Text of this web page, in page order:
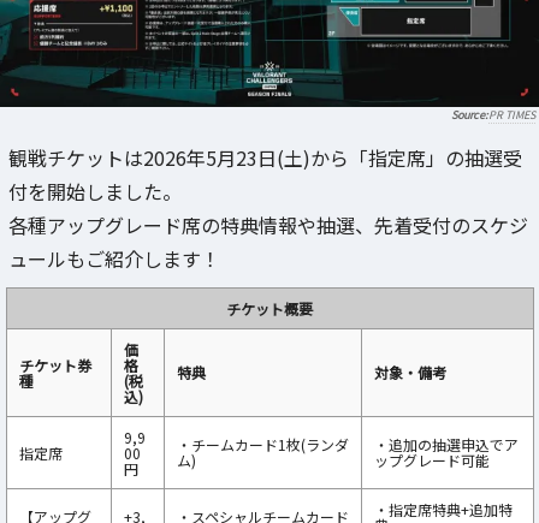
PR TIMES
観戦チケットは2026年5月23日(土)から「指定席」の抽選受
付を開始しました。
各種アップグレード席の特典情報や抽選、先着受付のスケジ
ュールもご紹介します！
チケット概要
チケット券
種
価
格
(税
込)
特典 対象・備考
指定席
9,9
00
円
・チームカード1枚(ランダ
ム)
・追加の抽選申込でア
ップグレード可能
【アップグ +3, ・スペシャルチームカード ・指定席特典+追加特